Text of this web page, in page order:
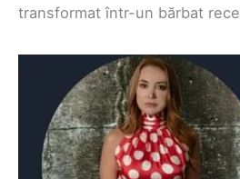
transformat într-un bărbat